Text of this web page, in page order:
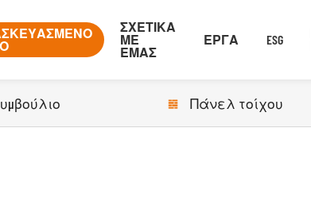
ΣΧΕΤΙΚΆ
ΜΕ
ΕΜΆΣ
ΈΡΓΑ ESG
Πάνελ τοίχου